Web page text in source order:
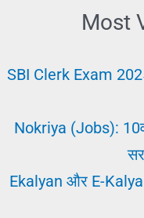
Most
SBI Clerk Exam
Nokriya (Jobs):
Ekalyan और E-